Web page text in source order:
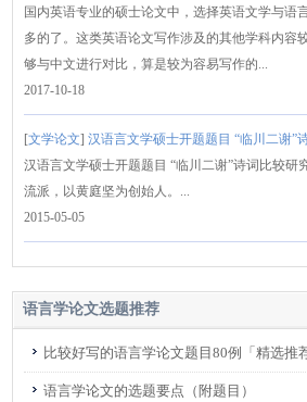
国内英语专业的硕士论文中，选择英语文学与语
多的了。这类英语论文写作涉及的其他学科内容
够与中文进行对比，算是较为容易写作的...
2017-10-18
[文学论文]汉语言文学硕士开题题目 “临川二谢”
汉语言文学硕士开题题目 “临川二谢”诗词比较研
流派，以黄庭坚为创始人。...
2015-05-05
语言学论文选题推荐
比较好写的语言学论文题目80例「精选推
语言学论文的选题要点（附题目）